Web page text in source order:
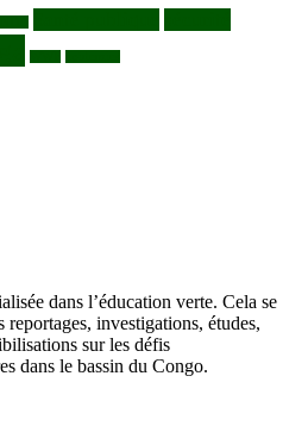
dans l’éducation verte. Cela se
investigations, études,
sur les défis
dans le bassin du Congo.